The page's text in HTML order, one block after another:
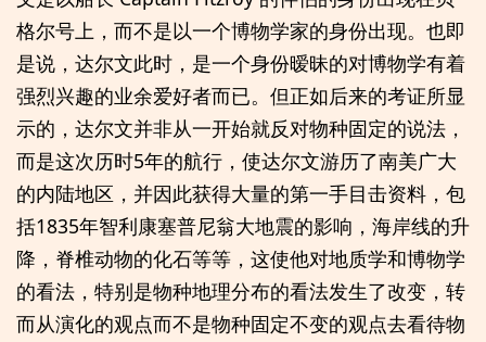
格尔号上，而不是以一个博物学家的身份出现。也即
是说，达尔文此时，是一个身份暧昧的对博物学有着
强烈兴趣的业余爱好者而已。但正如后来的考证所显
示的，达尔文并非从一开始就反对物种固定的说法，
而是这次历时5年的航行，使达尔文游历了南美广大
的内陆地区，并因此获得大量的第一手目击资料，包
括1835年智利康塞普尼翁大地震的影响，海岸线的升
降，脊椎动物的化石等等，这使他对地质学和博物学
的看法，特别是物种地理分布的看法发生了改变，转
而从演化的观点而不是物种固定不变的观点去看待物